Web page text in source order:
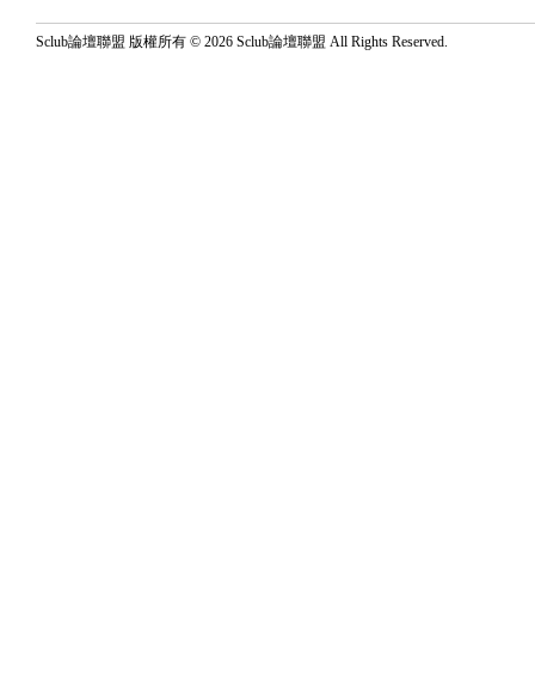
Sclub論壇聯盟 版權所有 © 2026 Sclub論壇聯盟 All Rights Reserved.